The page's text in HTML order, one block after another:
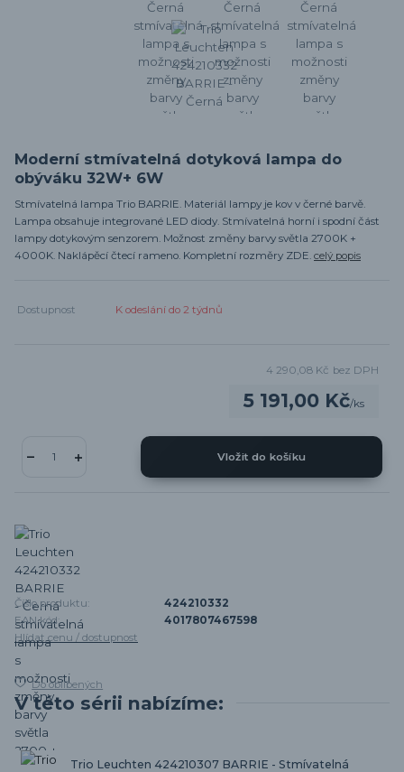
Moderní stmívatelná dotyková lampa do
obýváku 32W+ 6W
Stmívatelná lampa Trio BARRIE. Materiál lampy je kov v černé barvě.
Lampa obsahuje integrované LED diody. Stmívatelná horní i spodní část
lampy dotykovým senzorem. Možnost změny barvy světla 2700K +
4000K. Naklápěcí čtecí rameno. Kompletní rozměry ZDE. celý popis
Dostupnost K odeslání do 2 týdnů
5 191,00 Kč/ks
4 290,08 Kč bez DPH
Vložit do košíku
Číslo produktu:
424210332
EAN kód:
4017807467598
Hlídat cenu / dostupnost
Do oblíbených
V této sérii nabízíme:
Trio Leuchten 424210307 BARRIE - Stmívatelná